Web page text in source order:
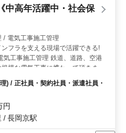
中高年活躍中・社会保
施工管理 / 電気工事施工管理
フラを支える現場で活躍できる!
気工事施工管理 鉄道、道路、空港
模な電気工事に携わって頂きま
程管理 ・品質管理 ・安全管理 ・
希望、能力によりお任せする仕事
す。 予算管理などは、ゆくゆく
いきます。 *社用車の準備有り(ガ
給) *単身赴任者には、月1回の帰
*現在66歳も現役で活躍していま
) / 正社員・契約社員・派遣社員・
円
/ 長岡京駅